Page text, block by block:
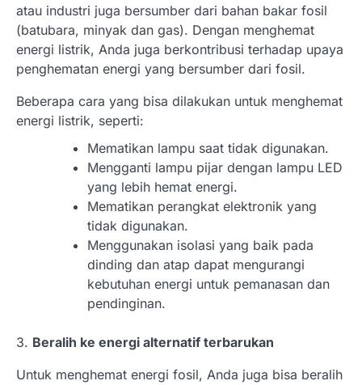
atau industri juga bersumber dari bahan bakar fosil
(batubara, minyak dan gas). Dengan menghemat
energi listrik, Anda juga berkontribusi terhadap upaya
penghematan energi yang bersumber dari fosil.
Beberapa cara yang bisa dilakukan untuk menghemat
energi listrik, seperti:
Mematikan lampu saat tidak digunakan.
Mengganti lampu pijar dengan lampu LED
yang lebih hemat energi.
Mematikan perangkat elektronik yang
tidak digunakan.
Menggunakan isolasi yang baik pada
dinding dan atap dapat mengurangi
kebutuhan energi untuk pemanasan dan
pendinginan.
3. Beralih ke energi alternatif terbarukan
Untuk menghemat energi fosil, Anda juga bisa beralih